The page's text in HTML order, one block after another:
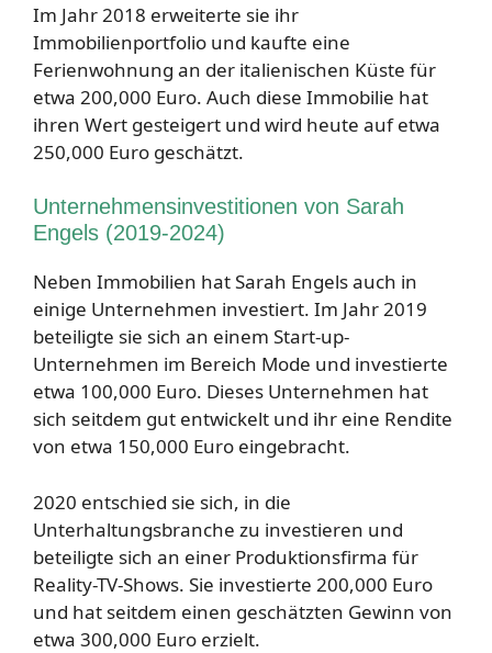
Im Jahr 2018 erweiterte sie ihr
Immobilienportfolio und kaufte eine
Ferienwohnung an der italienischen Küste für
etwa 200,000 Euro. Auch diese Immobilie hat
ihren Wert gesteigert und wird heute auf etwa
250,000 Euro geschätzt.
Unternehmensinvestitionen von Sarah
Engels (2019-2024)
Neben Immobilien hat Sarah Engels auch in
einige Unternehmen investiert. Im Jahr 2019
beteiligte sie sich an einem Start-up-
Unternehmen im Bereich Mode und investierte
etwa 100,000 Euro. Dieses Unternehmen hat
sich seitdem gut entwickelt und ihr eine Rendite
von etwa 150,000 Euro eingebracht.
2020 entschied sie sich, in die
Unterhaltungsbranche zu investieren und
beteiligte sich an einer Produktionsfirma für
Reality-TV-Shows. Sie investierte 200,000 Euro
und hat seitdem einen geschätzten Gewinn von
etwa 300,000 Euro erzielt.